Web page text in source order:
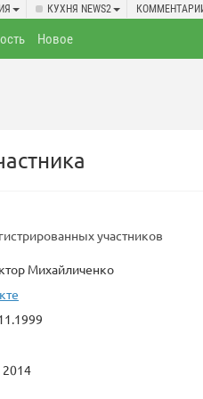
КУХНЯ NEWS2
Новое
участников
Михайличенко
2014